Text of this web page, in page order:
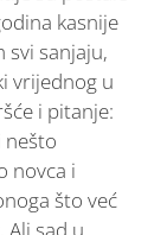
kasnije
svi sanjaju,
vrijednog u
i pitanje:
nešto
novca i
što već